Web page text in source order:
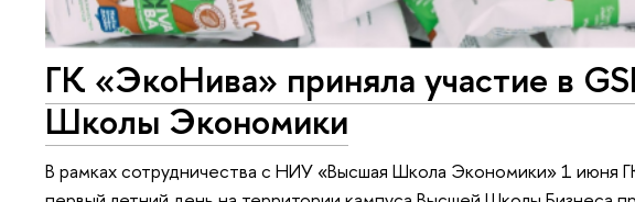
ГК «ЭкоНива» приняла участие в
Школы Экономики
В рамках сотрудничества с НИУ «Высшая Школа Экономики» 1 июня